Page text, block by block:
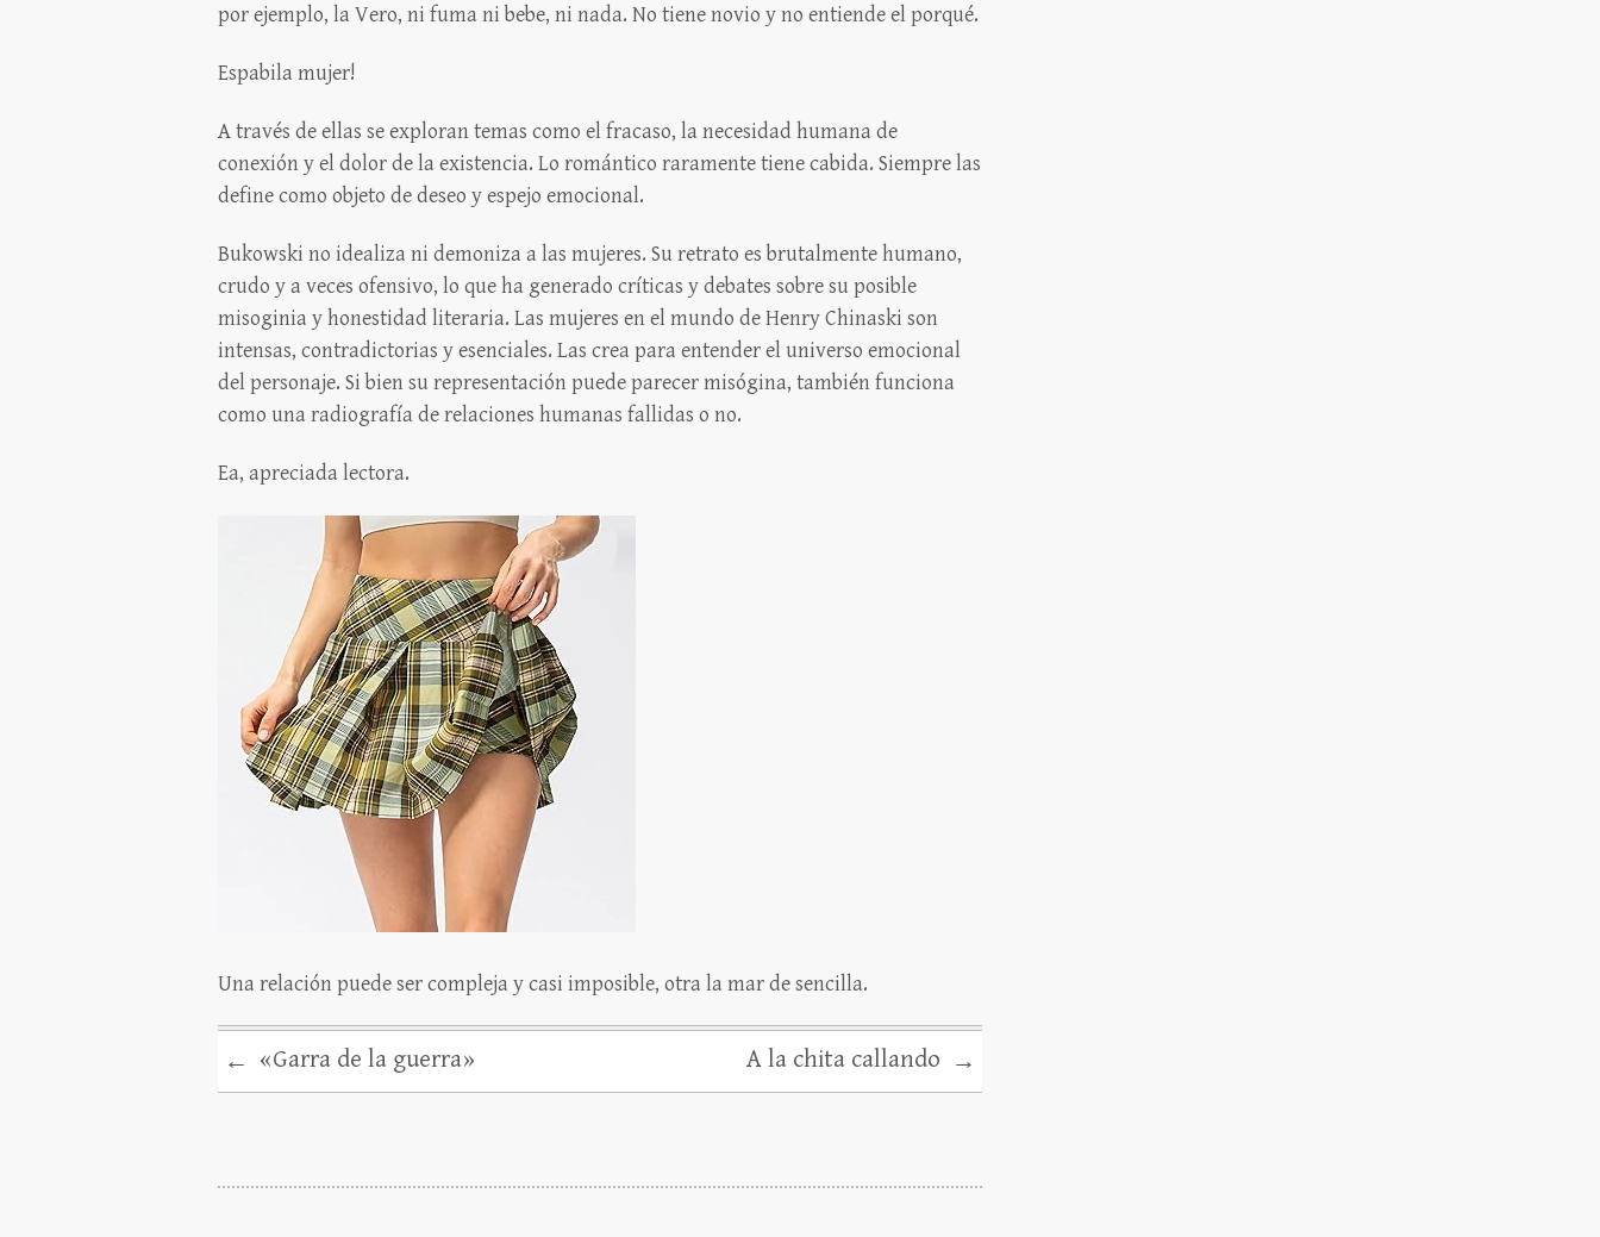
por ejemplo, la Vero, ni fuma ni bebe, ni nada. No tiene novio y no entiende el porqué.
Espabila mujer!
A través de ellas se exploran temas como el fracaso, la necesidad humana de
conexión y el dolor de la existencia. Lo romántico raramente tiene cabida. Siempre las
define como objeto de deseo y espejo emocional.
Bukowski no idealiza ni demoniza a las mujeres. Su retrato es brutalmente humano,
crudo y a veces ofensivo, lo que ha generado críticas y debates sobre su posible
misoginia y honestidad literaria. Las mujeres en el mundo de Henry Chinaski son
intensas, contradictorias y esenciales. Las crea para entender el universo emocional
del personaje. Si bien su representación puede parecer misógina, también funciona
como una radiografía de relaciones humanas fallidas o no.
Ea, apreciada lectora.
Una relación puede ser compleja y casi imposible, otra la mar de sencilla.
← «Garra de la guerra» A la chita callando →